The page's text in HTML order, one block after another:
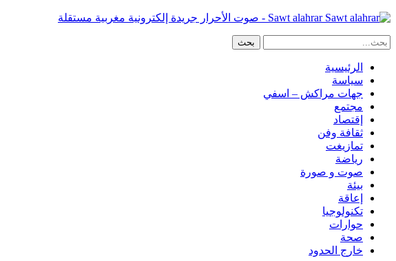
Sawt alahrar - صوت الأحرار جريدة إلكترونية مغربية مستقلة
الرئيسية
سياسة
جهات مراكش – اسفي
مجتمع
إقتصاد
ثقافة وفن
تمازيغت
رياضة
صوت و صورة
بيئة
إعاقة
تكنولوجيا
حوارات
صحة
خارج الحدود